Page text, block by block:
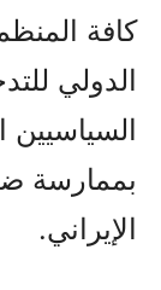
كافة
الدولي
السياسيين
بممارسة
الإيراني.